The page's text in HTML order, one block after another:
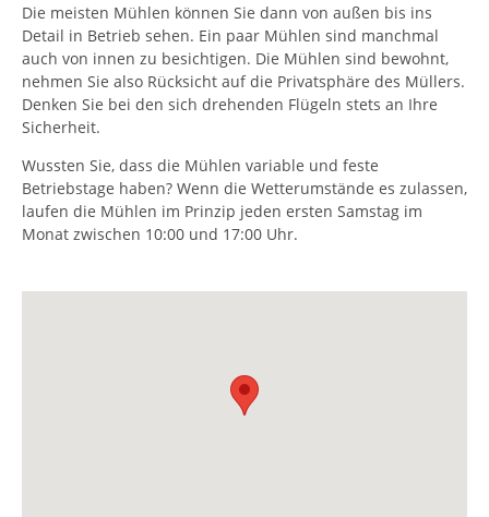
Die meisten Mühlen können Sie dann von außen bis ins
Detail in Betrieb sehen. Ein paar Mühlen sind manchmal
auch von innen zu besichtigen. Die Mühlen sind bewohnt,
nehmen Sie also Rücksicht auf die Privatsphäre des Müllers.
Denken Sie bei den sich drehenden Flügeln stets an Ihre
Sicherheit.
Wussten Sie, dass die Mühlen variable und feste
Betriebstage haben? Wenn die Wetterumstände es zulassen,
laufen die Mühlen im Prinzip jeden ersten Samstag im
Monat zwischen 10:00 und 17:00 Uhr.